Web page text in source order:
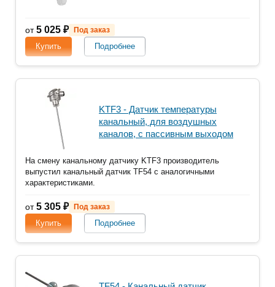
от5 025 ₽ Под заказ
Купить Подробнее
KTF3 - Датчик температуры
канальный, для воздушных
каналов, с пассивным выходом
На смену канальному датчику KTF3 производитель
выпустил канальный датчик TF54 с аналогичными
характеристиками.
от5 305 ₽ Под заказ
Купить Подробнее